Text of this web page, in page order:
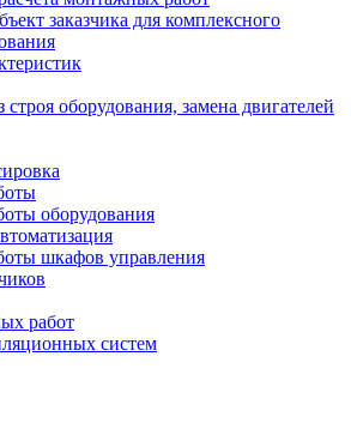
заказчика для комплексного
оборудования, замена двигателей
оборудования
шкафов управления
работ
систем